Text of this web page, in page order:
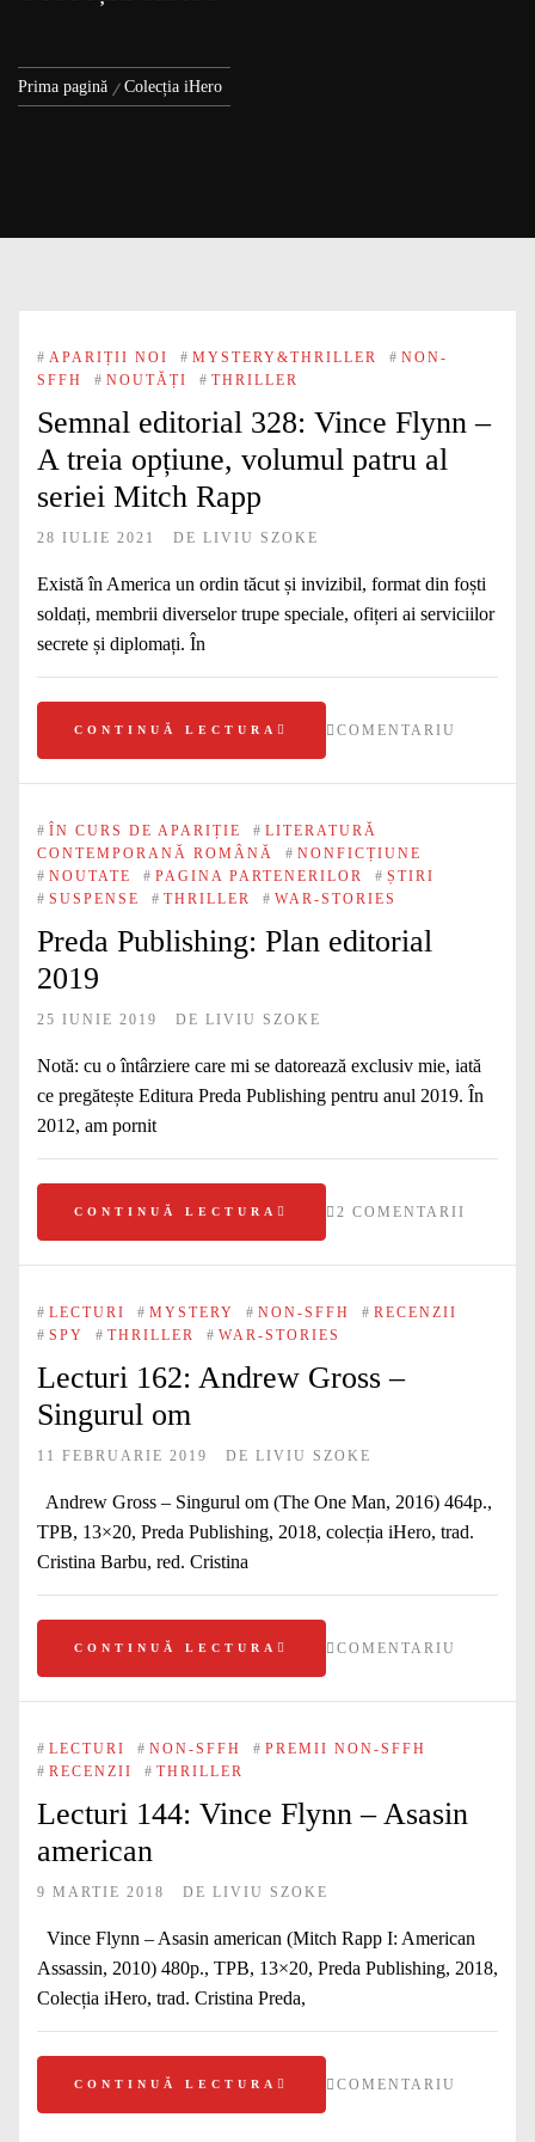
Prima pagină Colecția iHero
# APARIȚII NOI # MYSTERY&THRILLER # NON-
SFFH
# NOUTĂȚI # THRILLER
Semnal editorial 328: Vince Flynn –
A treia opțiune, volumul patru al
seriei Mitch Rapp
28 IULIE 2021 DE LIVIU SZOKE
Există în America un ordin tăcut și invizibil, format din foști
soldați, membrii diverselor trupe speciale, ofițeri ai serviciilor
secrete și diplomați. În
CONTINUĂ LECTURA COMENTARIU
# ÎN CURS DE APARIȚIE # LITERATURĂ
CONTEMPORANĂ ROMÂNĂ
# NONFICȚIUNE
# NOUTATE # PAGINA PARTENERILOR # ȘTIRI
# SUSPENSE # THRILLER # WAR-STORIES
Preda Publishing: Plan editorial
2019
25 IUNIE 2019 DE LIVIU SZOKE
Notă: cu o întârziere care mi se datorează exclusiv mie, iată
ce pregătește Editura Preda Publishing pentru anul 2019. În
2012, am pornit
CONTINUĂ LECTURA 2 COMENTARII
# LECTURI # MYSTERY # NON-SFFH # RECENZII
# SPY # THRILLER # WAR-STORIES
Lecturi 162: Andrew Gross –
Singurul om
11 FEBRUARIE 2019 DE LIVIU SZOKE
Andrew Gross – Singurul om (The One Man, 2016) 464p.,
TPB, 13×20, Preda Publishing, 2018, colecția iHero, trad.
Cristina Barbu, red. Cristina
CONTINUĂ LECTURA COMENTARIU
# LECTURI # NON-SFFH # PREMII NON-SFFH
# RECENZII # THRILLER
Lecturi 144: Vince Flynn – Asasin
american
9 MARTIE 2018 DE LIVIU SZOKE
Vince Flynn – Asasin american (Mitch Rapp I: American
Assassin, 2010) 480p., TPB, 13×20, Preda Publishing, 2018,
Colecția iHero, trad. Cristina Preda,
CONTINUĂ LECTURA COMENTARIU